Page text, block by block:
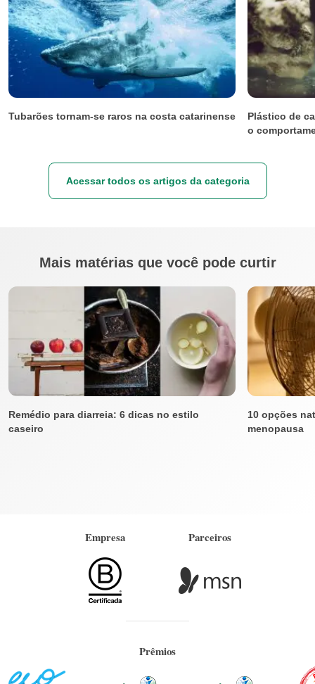
Tubarões tornam-se raros na costa catarinense
Plástico de
o
Acessar todos os artigos da categoria
Mais matérias que você pode curtir
Remédio para diarreia: 6 dicas no estilo
caseiro
10 opções
menopausa
Empresa Parceiros
Prêmios